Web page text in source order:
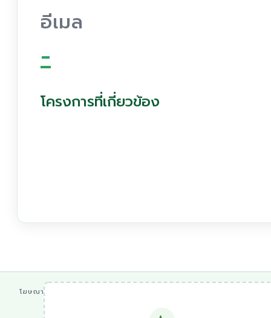
อีเมล
-
โครงการที่เกี่ยวข้อง
โฆษณา